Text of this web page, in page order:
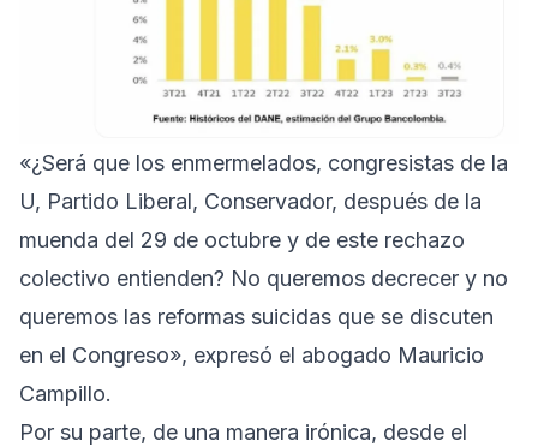
«¿Será que los enmermelados, congresistas de la
U, Partido Liberal, Conservador, después de la
muenda del 29 de octubre y de este rechazo
colectivo entienden? No queremos decrecer y no
queremos las reformas suicidas que se discuten
en el Congreso», expresó el abogado Mauricio
Campillo.
Por su parte, de una manera irónica, desde el